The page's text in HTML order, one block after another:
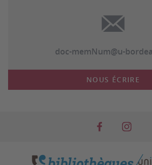
doc-memNum@u-
NOUS ÉCRIRE